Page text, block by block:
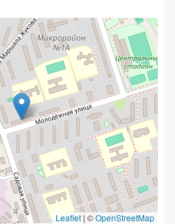
Leaflet | ©OpenStreetMap